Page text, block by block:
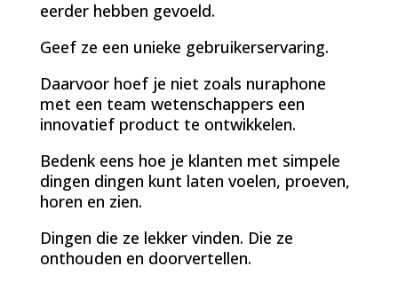
eerder hebben gevoeld.
Geef ze een unieke gebruikerservaring.
Daarvoor hoef je niet zoals nuraphone
met een team wetenschappers een
innovatief product te ontwikkelen.
Bedenk eens hoe je klanten met simpele
dingen dingen kunt laten voelen, proeven,
horen en zien.
Dingen die ze lekker vinden. Die ze
onthouden en doorvertellen.